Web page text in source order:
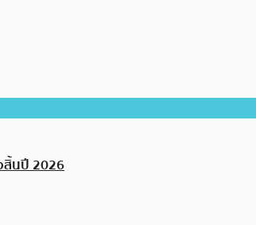
สิ้นปี 2026